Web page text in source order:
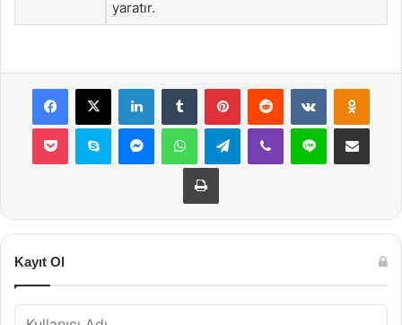
yaratır.
Facebook
X LinkedInTumblr PinterestReddit VKontakte
Pocket Skype MessengerWhatsAppTelegramViber Line E-Posta ile
Yazdır
Kayıt Ol